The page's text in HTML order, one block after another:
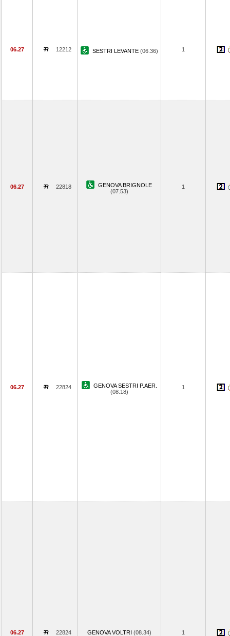
06.27 12212 SESTRI LEVANTE (06.36) 1
06.27 22818
GENOVA BRIGNOLE
(07.53)
1
06.27 22824
GENOVA SESTRI P.AER.
(08.18)
1
06.27 22824 GENOVA VOLTRI (08.34) 1